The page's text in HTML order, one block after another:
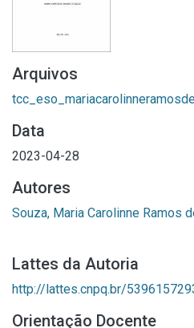
Arquivos
Data
2023-04-28
Autores
Souza, Maria Carolinne Ramos
Lattes da Autoria
http://lattes.cnpq.br/
Orientação Docente